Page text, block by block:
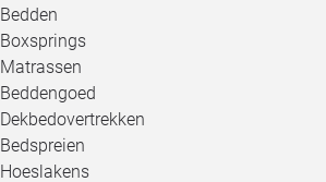
Bedden
Boxsprings
Matrassen
Beddengoed
Dekbedovertrekken
Bedspreien
Hoeslakens